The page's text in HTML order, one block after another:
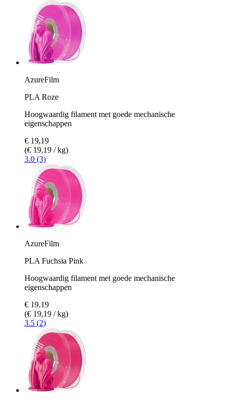
AzureFilm
PLA Roze
Hoogwaardig filament met goede mechanische
eigenschappen
€ 19,19
(€ 19,19 / kg)
3.0 (3)
AzureFilm
PLA Fuchsia Pink
Hoogwaardig filament met goede mechanische
eigenschappen
€ 19,19
(€ 19,19 / kg)
3.5 (2)